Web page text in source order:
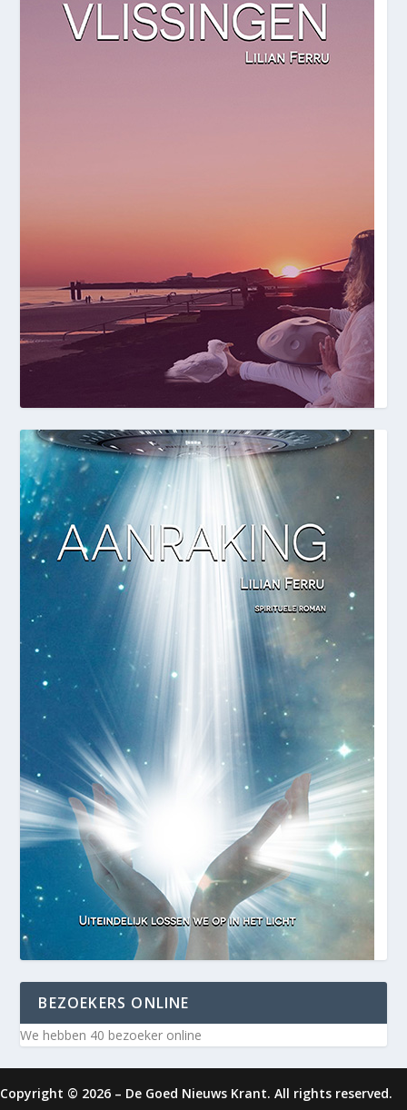
BEZOEKERS ONLINE
We hebben 40 bezoeker online
Copyright © 2026 – De Goed Nieuws Krant. All rights reserved.